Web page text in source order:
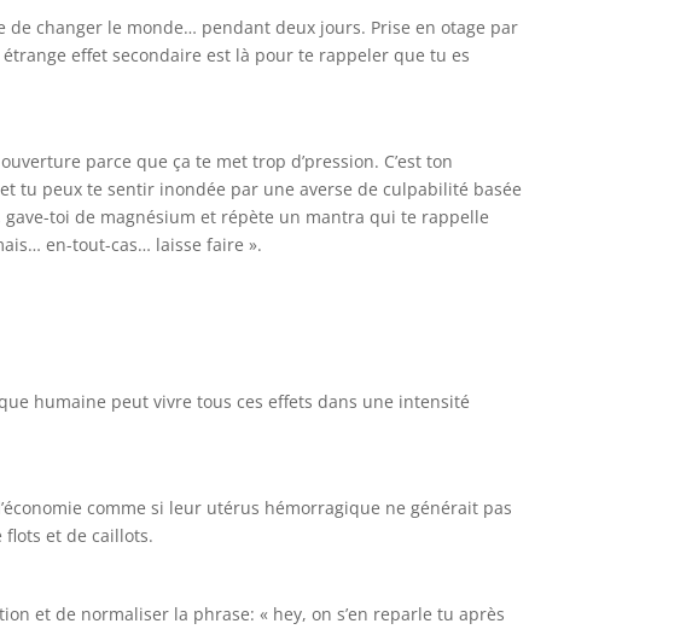
de changer le monde… pendant deux jours. Prise en otage par
effet secondaire est là pour te rappeler que tu es
parce que ça te met trop d’pression. C’est ton
tu peux te sentir inondée par une averse de culpabilité basée
toi de magnésium et répète un mantra qui te rappelle
en-tout-cas… laisse faire ».
humaine peut vivre tous ces effets dans une intensité
comme si leur utérus hémorragique ne générait pas
et de caillots.
et de normaliser la phrase: « hey, on s’en reparle tu après